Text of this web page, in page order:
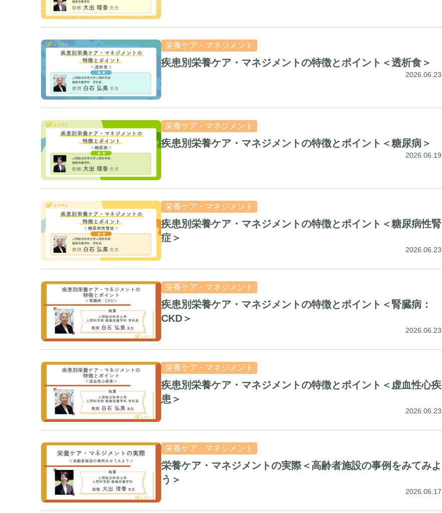
栄養ケア・マネジメント
疾患別栄養ケア・マネジメントの特徴とポイント＜透析食＞
2026.06.23
栄養ケア・マネジメント
疾患別栄養ケア・マネジメントの特徴とポイント＜糖尿病＞
2026.06.19
栄養ケア・マネジメント
疾患別栄養ケア・マネジメントの特徴とポイント＜糖尿病性腎
症＞
2026.06.23
栄養ケア・マネジメント
疾患別栄養ケア・マネジメントの特徴とポイント＜腎臓病：
CKD＞
2026.06.23
栄養ケア・マネジメント
疾患別栄養ケア・マネジメントの特徴とポイント＜虚血性心疾
患＞
2026.06.23
栄養ケア・マネジメント
栄養ケア・マネジメントの実際＜高齢者施設の事例をみてみよ
う＞
2026.06.17